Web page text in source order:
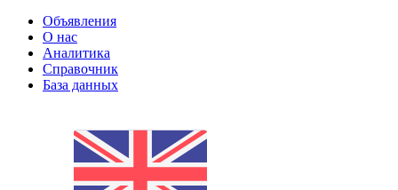
Объявления
О нас
Аналитика
Справочник
База данных